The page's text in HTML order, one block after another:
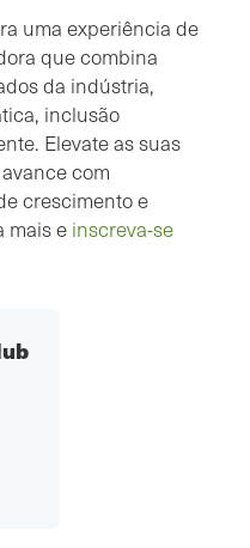
uma experiência de
que combina
da indústria,
inclusão
Elevate as suas
com
crescimento e
mais e inscreva-se